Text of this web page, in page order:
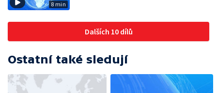
8 min
Dalších 10 dílů
Ostatní také sledují